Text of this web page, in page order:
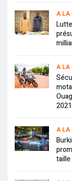
A LA
A LA
2021
A LA
taille